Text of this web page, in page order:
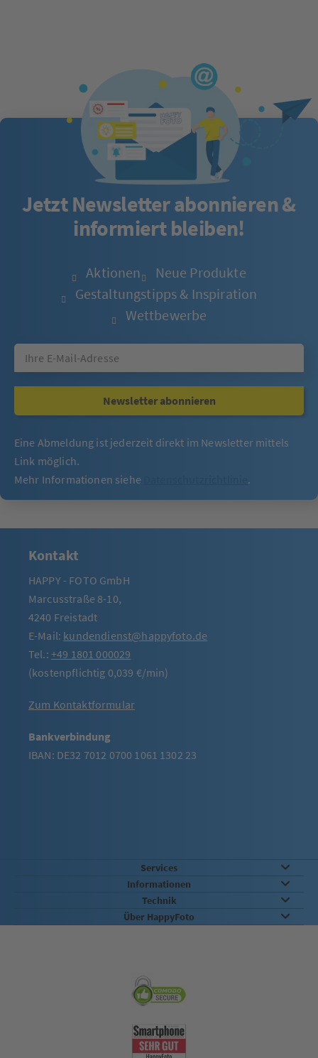
Jetzt Newsletter abonnieren &
informiert bleiben!
Aktionen
Neue Produkte
Gestaltungstipps & Inspiration
Wettbewerbe
Newsletter abonnieren
Eine Abmeldung ist jederzeit direkt im Newsletter mittels
Link möglich.
Mehr Informationen siehe
.
Kontakt
HAPPY - FOTO GmbH
Marcusstraße 8-10,
4240 Freistadt
E-Mail: kundendienst@happyfoto.de
Tel.: +49 1801 000029
(kostenpflichtig 0,039 €/min)
Zum Kontaktformular
Bankverbindung
IBAN: DE32 7012 0700 1061 1302 23
Services
Informationen
Technik
Über HappyFoto